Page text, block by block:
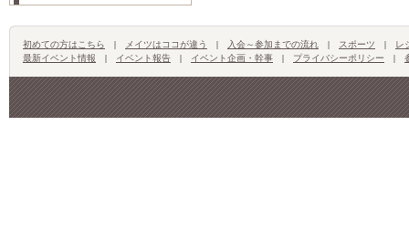
初めての方はこちら | メイツはココが違う | 入会～参加までの流れ | スポーツ | レ
最新イベント情報 | イベント報告 | イベント企画・幹事 | プライバシーポリシー |